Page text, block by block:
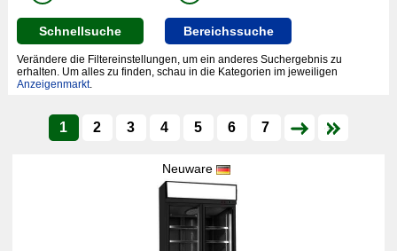
Schnellsuche Bereichssuche
Verändere die Filtereinstellungen, um ein anderes Suchergebnis zu
erhalten. Um alles zu finden, schau in die Kategorien im jeweiligen
Anzeigenmarkt.
1 2 3 4 5 6 7
Neuware